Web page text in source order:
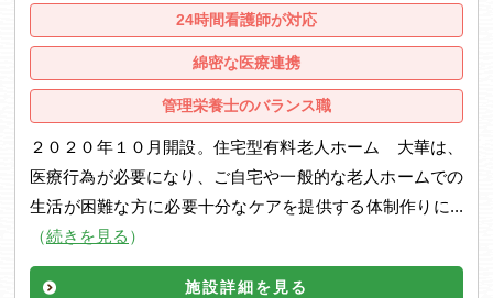
24時間看護師が対応
綿密な医療連携
管理栄養士のバランス職
２０２０年１０月開設。住宅型有料老人ホーム 大華は、
医療行為が必要になり、ご自宅や一般的な老人ホームでの
生活が困難な方に必要十分なケアを提供する体制作りに...
（続きを見る ）
施設詳細を見る